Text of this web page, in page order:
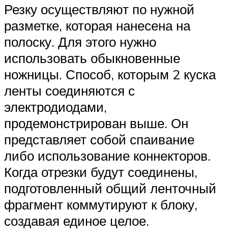
Резку осуществляют по нужной
разметке, которая нанесена на
полоску. Для этого нужно
использовать обыкновенные
ножницы. Способ, которым 2 куска
ленты соединяются с
электродиодами,
продемонстрирован выше. Он
представляет собой спаивание
либо использование коннекторов.
Когда отрезки будут соединены,
подготовленный общий ленточный
фрагмент коммутируют к блоку,
создавая единое целое.